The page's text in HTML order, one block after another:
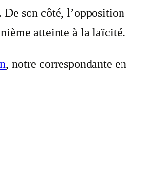
De son côté, l’opposition
atteinte à la laïcité.
, notre correspondante en